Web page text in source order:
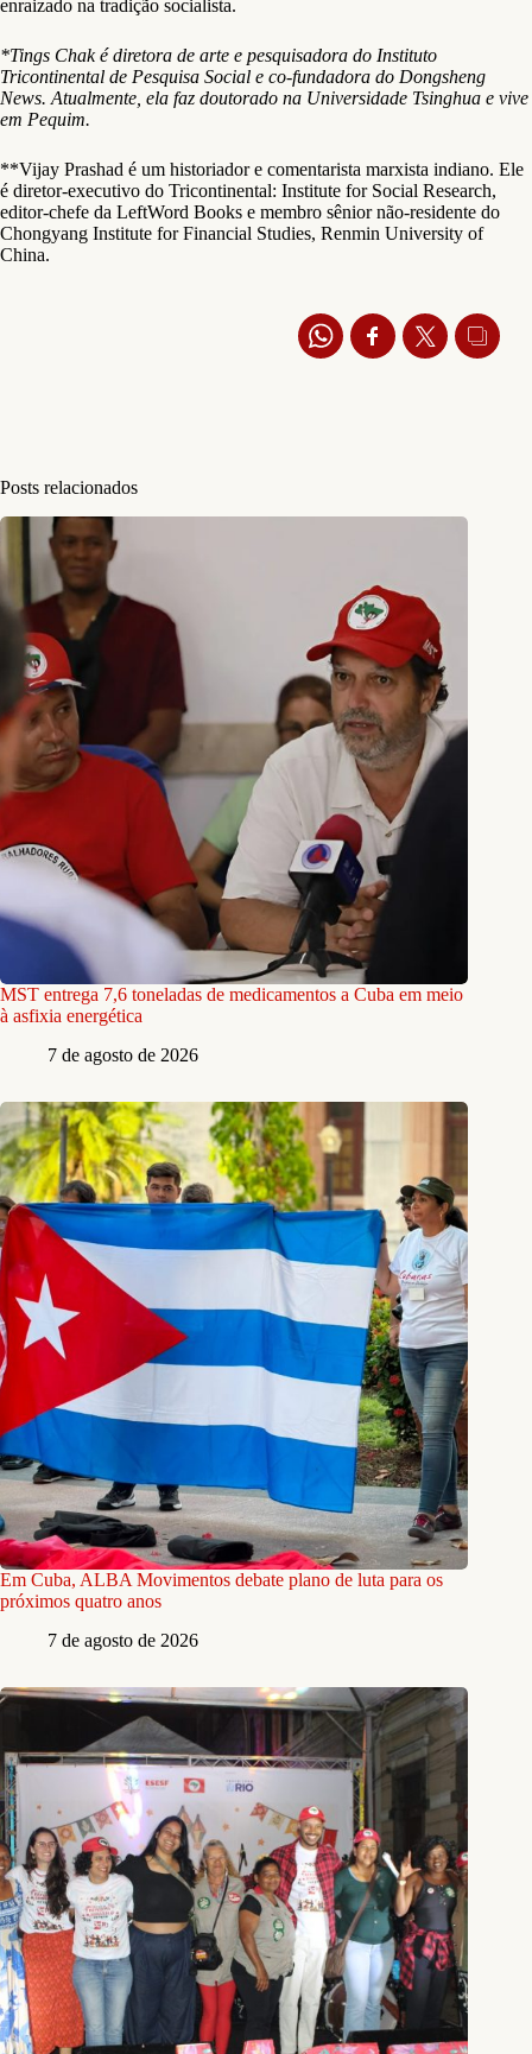
enraizado na tradição socialista.
*Tings Chak é diretora de arte e pesquisadora do Instituto
Tricontinental de Pesquisa Social e co-fundadora do Dongsheng
News. Atualmente, ela faz doutorado na Universidade Tsinghua e vive
em Pequim.
**Vijay Prashad é um historiador e comentarista marxista indiano. Ele
é diretor-executivo do Tricontinental: Institute for Social Research,
editor-chefe da LeftWord Books e membro sênior não-residente do
Chongyang Institute for Financial Studies, Renmin University of
China.
Posts relacionados
MST entrega 7,6 toneladas de medicamentos a Cuba em meio
à asfixia energética
7 de agosto de 2026
Em Cuba, ALBA Movimentos debate plano de luta para os
próximos quatro anos
7 de agosto de 2026